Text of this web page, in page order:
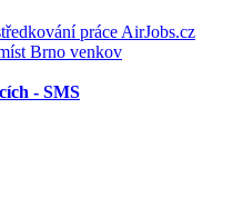
práce AirJobs.cz
Brno venkov
- SMS